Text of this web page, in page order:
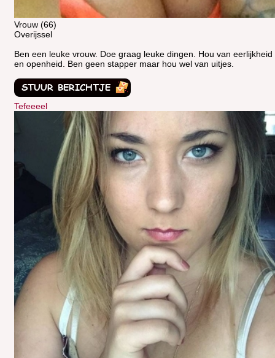
Vrouw (66)
Overijssel
Ben een leuke vrouw. Doe graag leuke dingen. Hou van eerlijkheid
en openheid. Ben geen stapper maar hou wel van uitjes.
Tefeeeel